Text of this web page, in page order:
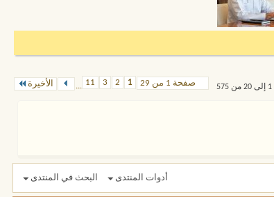
صفحة 1 من 29 1
2
3
11
... الأخيرة
أدوات المنتدى البحث في المنتدى